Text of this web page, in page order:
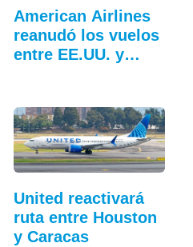
American Airlines
reanudó los vuelos
entre EE.UU. y…
United reactivará
ruta entre Houston
y Caracas